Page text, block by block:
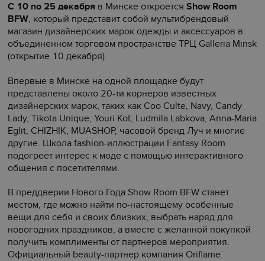
С 10 по 25 декабря в Минске откроется Show Room
BFW, который представит собой мультибрендовый
магазин дизайнерских марок одежды и аксессуаров в
объединенном торговом пространстве ТРЦ Galleria Minsk
(открытие 10 декабря).
Впервые в Минске на одной площадке будут
представлены около 20-ти корнеров известных
дизайнерских марок, таких как Coo Culte, Navy, Candy
Lady, Tikota Unique, Youri Kot, Ludmila Labkova, Anna-Maria
Eglit, CHIZHIK, MUASHOP, часовой бренд Луч и многие
другие. Школа fashion-иллюстрации Fantasy Room
подогреет интерес к моде с помощью интерактивного
общения с посетителями.
В преддверии Нового Года Show Room BFW станет
местом, где можно найти по-настоящему особенные
вещи для себя и своих близких, выбрать наряд для
новогодних праздников, а вместе с желанной покупкой
получить комплименты от партнеров мероприятия.
Официальный beauty-партнер компания Oriflame.